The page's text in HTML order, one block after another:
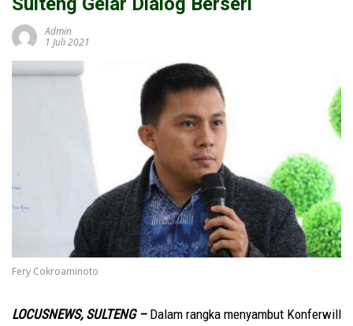
Admin
1 Juli 2021
Fery Cokroaminoto
LOCUSNEWS, SULTENG – Dalam rangka menyambut Konferwill